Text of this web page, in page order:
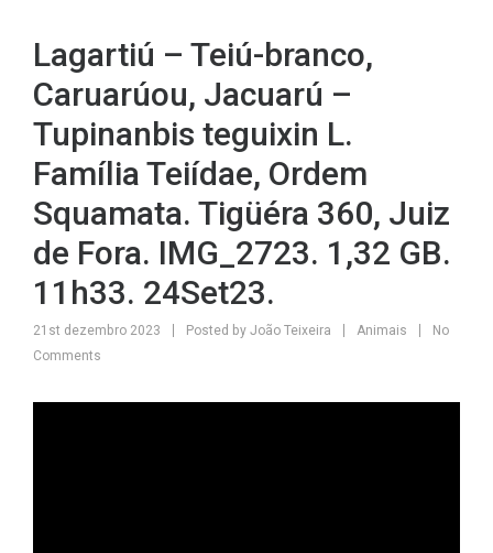
Lagartiú – Teiú-branco,
Caruarúou, Jacuarú –
Tupinanbis teguixin L.
Família Teiídae, Ordem
Squamata. Tigüéra 360, Juiz
de Fora. IMG_2723. 1,32 GB.
11h33. 24Set23.
21st dezembro 2023 Posted by João Teixeira Animais
No
Comments